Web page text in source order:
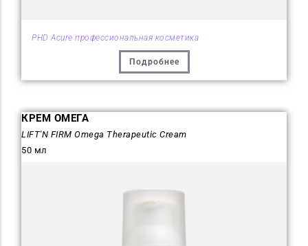
PHD Acure профессиональная косметика
Подробнее
КРЕМ ОМЕГА
LIFT'N FIRM Omega Therapeutic Cream
50 мл